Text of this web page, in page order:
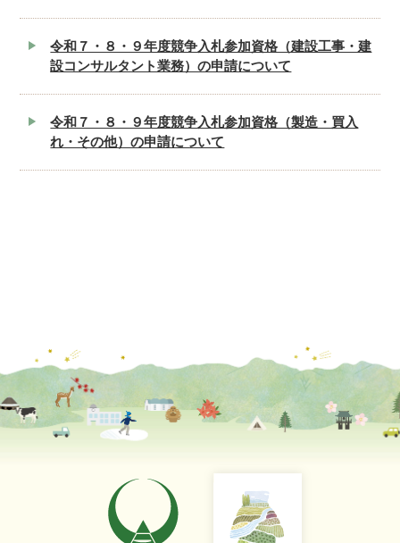
令和７・８・９年度競争入札参加資格（建設工事・建
設コンサルタント業務）の申請について
令和７・８・９年度競争入札参加資格（製造・買入
れ・その他）の申請について